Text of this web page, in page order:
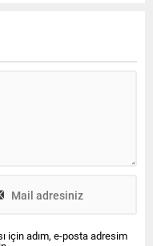
için adım, e-posta adresim